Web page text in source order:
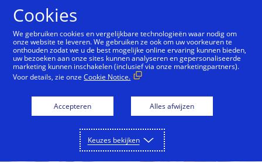
Ons bedrijf VisaNet Verantwoord zakendoen
Cookies
We gebruiken cookies en vergelijkbare technologieën waar nodig om
onze website te leveren. We gebruiken ze ook om uw voorkeuren te
onthouden zodat we u de best mogelijke online ervaring kunnen bieden,
uw bezoeken aan onze sites kunnen analyseren en gepersonaliseerde
marketing kunnen inschakelen (inclusief via onze marketingpartners).
Voor details, zie onzeCookie Notice.
Accepteren Alles afwijzen
Keuzes bekijken